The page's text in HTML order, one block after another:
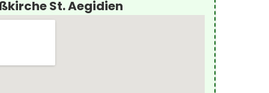
St. Aegidien